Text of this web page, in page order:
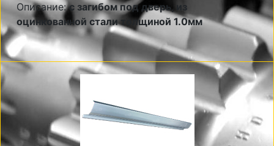
Описание:с загибом под дверь, из
оцинкованной стали толщиной 1.0мм